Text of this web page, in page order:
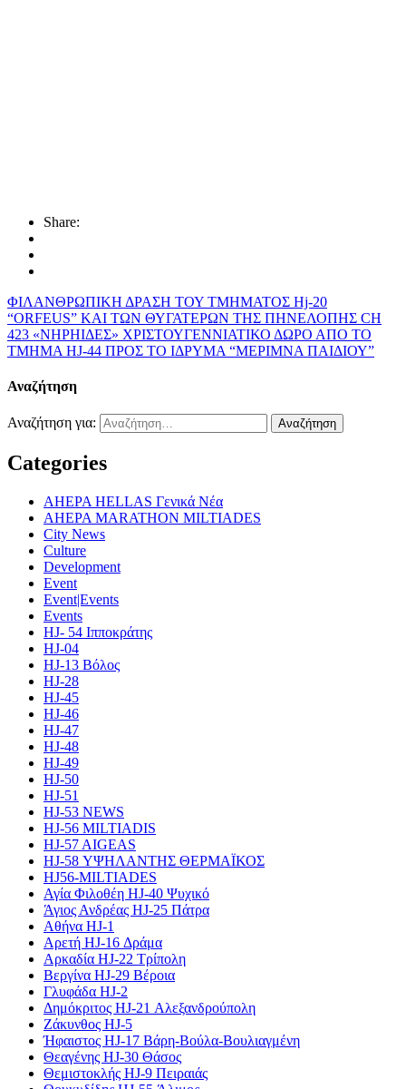
Share:
ΦΙΛΑΝΘΡΩΠΙΚΗ ΔΡΑΣΗ ΤΟΥ ΤΜΗΜΑΤΟΣ Hj-20
“ORFEUS” ΚΑΙ ΤΩΝ ΘΥΓΑΤΕΡΩΝ ΤΗΣ ΠΗΝΕΛΟΠΗΣ CH
423 «ΝΗΡΗΙΔΕΣ» ΧΡΙΣΤΟΥΓΕΝΝΙΑΤΙΚΟ ΔΩΡΟ ΑΠΟ ΤΟ
ΤΜΗΜΑ HJ-44 ΠΡΟΣ ΤΟ ΙΔΡΥΜΑ “ΜΕΡΙΜΝΑ ΠΑΙΔΙΟΥ”
Αναζήτηση
Αναζήτηση για:
Categories
AHEPA HELLAS Γενικά Νέα
AHEPA MARATHON MILTIADES
City News
Culture
Development
Event
Event|Events
Events
HJ- 54 Ιπποκράτης
HJ-04
HJ-13 Βόλος
HJ-28
HJ-45
HJ-46
HJ-47
HJ-48
HJ-49
HJ-50
HJ-51
HJ-53 NEWS
HJ-56 MILTIADIS
HJ-57 AIGEAS
HJ-58 ΥΨΗΛΑΝΤΗΣ ΘΕΡΜΑΪΚΟΣ
HJ56-MILTIADES
Αγία Φιλοθέη HJ-40 Ψυχικό
Άγιος Ανδρέας HJ-25 Πάτρα
Αθήνα HJ-1
Αρετή HJ-16 Δράμα
Αρκαδία HJ-22 Τρίπολη
Βεργίνα HJ-29 Βέροια
Γλυφάδα HJ-2
Δημόκριτος HJ-21 Αλεξανδρούπολη
Ζάκυνθος HJ-5
Ήφαιστος HJ-17 Βάρη-Βούλα-Βουλιαγμένη
Θεαγένης HJ-30 Θάσος
Θεμιστοκλής HJ-9 Πειραιάς